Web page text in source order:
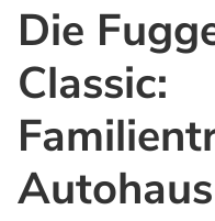
Die
Classic: